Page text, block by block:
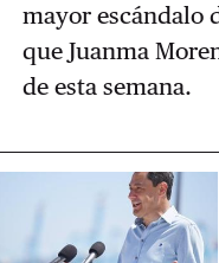
mayor escándalo
que Juanma
de esta semana.